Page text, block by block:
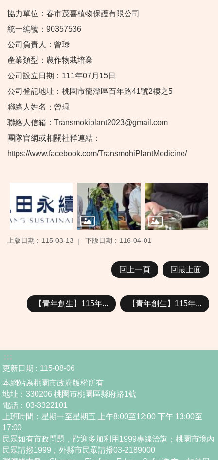
協力單位：春市茂喜植物保護有限公司
統一編號：90357536
公司負責人：曾琭
產業類型：農作物栽培業
公司設立日期：111年07月15日
公司登記地址：桃園市龍潭區百年路41號2樓之5
聯絡人姓名：曾琭
聯絡人信箱：Transmokiplant2023@gmail.com
團隊官網或相關社群連結：
https://www.facebook.com/TransmohiPlantMedicine/
上版日期：115-03-13 下版日期：116-04-01
回上一頁 回最上面
【青年創生】115年... 【青年創生】115年...
:::
更新日期
115-08-06
本網站為桃園市政府版權所有
地址：330206 桃園市桃園區縣府路1號
電話：03-3322101
上班時間：星期一至星期五 上午8:00至12:00 下午 13:00至
17:00
民眾如有市政問題，歡迎多加利用1999專線洽詢；桃園市境內
民眾請撥1999，外縣市民眾請撥03-2189000